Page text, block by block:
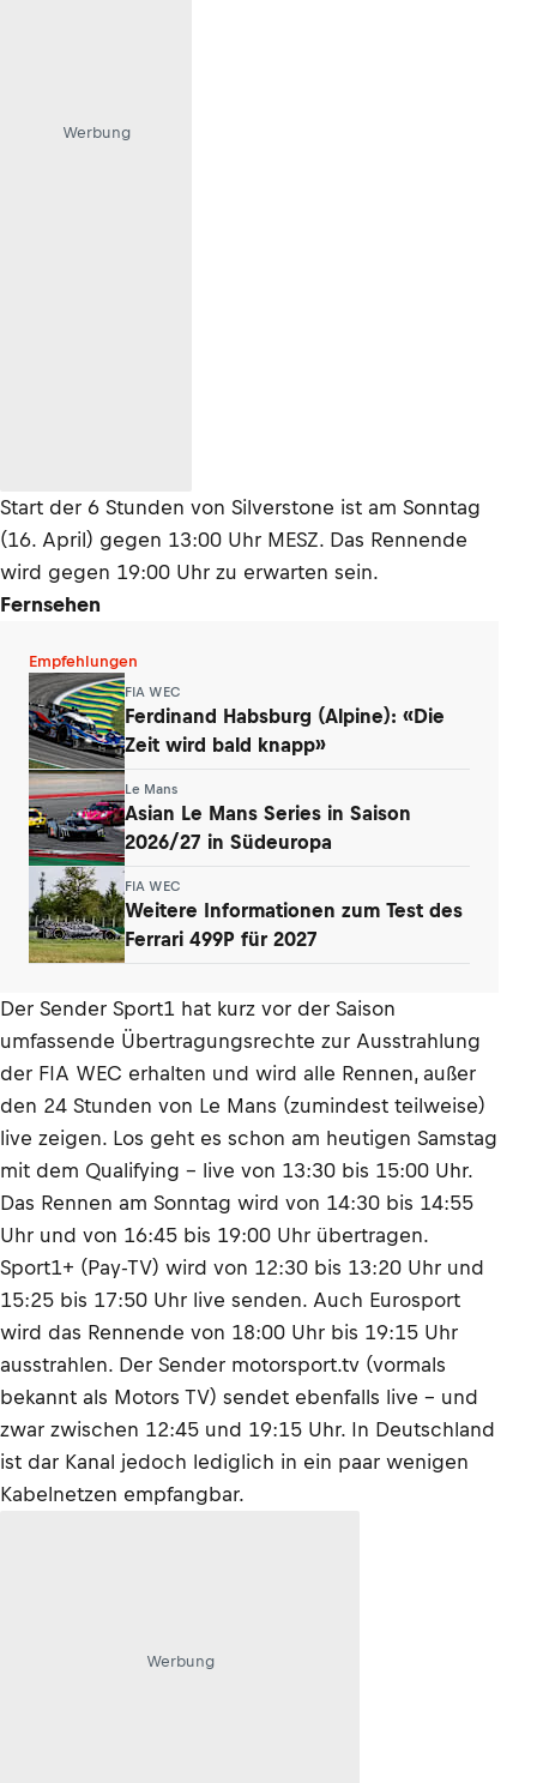
Werbung
Start der 6 Stunden von Silverstone ist am Sonntag
(16. April) gegen 13:00 Uhr MESZ. Das Rennende
wird gegen 19:00 Uhr zu erwarten sein.
Fernsehen
Empfehlungen
FIA WEC
Ferdinand Habsburg (Alpine): «Die
Zeit wird bald knapp»
Le Mans
Asian Le Mans Series in Saison
2026/27 in Südeuropa
FIA WEC
Weitere Informationen zum Test des
Ferrari 499P für 2027
Der Sender Sport1 hat kurz vor der Saison
umfassende Übertragungsrechte zur Ausstrahlung
der FIA WEC erhalten und wird alle Rennen, außer
den 24 Stunden von Le Mans (zumindest teilweise)
live zeigen. Los geht es schon am heutigen Samstag
mit dem Qualifying - live von 13:30 bis 15:00 Uhr.
Das Rennen am Sonntag wird von 14:30 bis 14:55
Uhr und von 16:45 bis 19:00 Uhr übertragen.
Sport1+ (Pay-TV) wird von 12:30 bis 13:20 Uhr und
15:25 bis 17:50 Uhr live senden. Auch Eurosport
wird das Rennende von 18:00 Uhr bis 19:15 Uhr
ausstrahlen. Der Sender motorsport.tv (vormals
bekannt als Motors TV) sendet ebenfalls live – und
zwar zwischen 12:45 und 19:15 Uhr. In Deutschland
ist dar Kanal jedoch lediglich in ein paar wenigen
Kabelnetzen empfangbar.
Werbung